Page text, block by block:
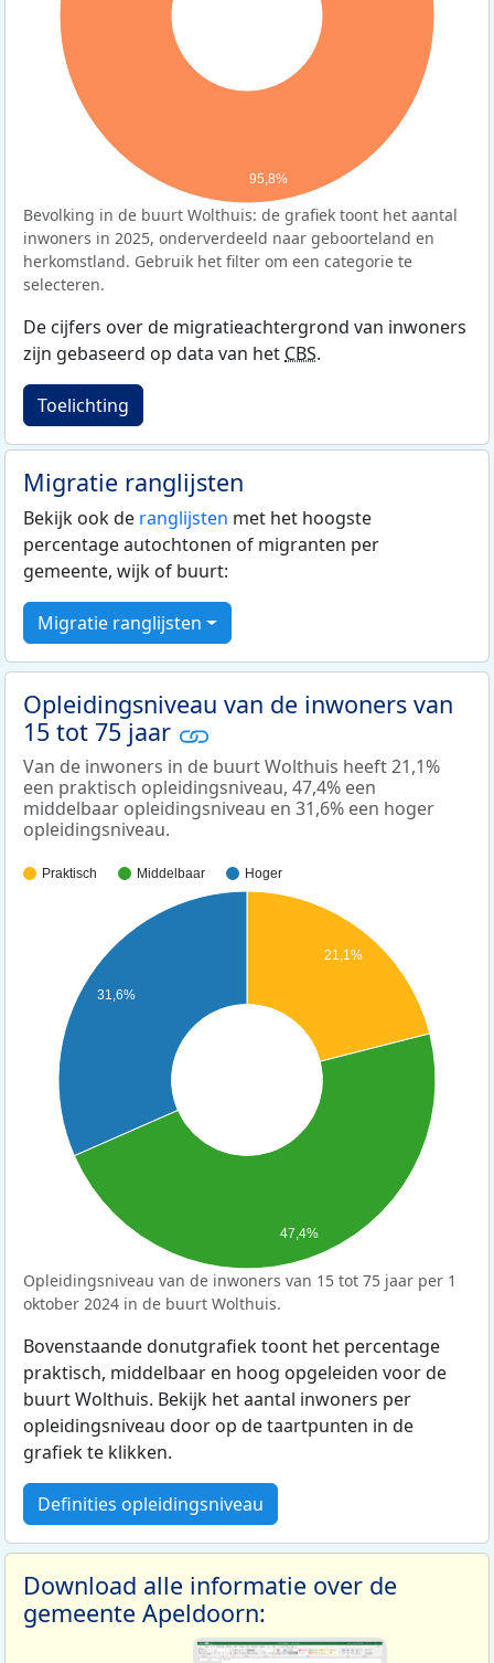
95,8%
Bevolking in de buurt Wolthuis: de grafiek toont het aantal
inwoners in 2025, onderverdeeld naar geboorteland en
herkomstland. Gebruik het filter om een categorie te
selecteren.
De cijfers over de migratieachtergrond van inwoners
zijn gebaseerd op data van het CBS.
Toelichting
Migratie ranglijsten
Bekijk ook de ranglijsten met het hoogste
percentage autochtonen of migranten per
gemeente, wijk of buurt:
Migratie ranglijsten
Opleidingsniveau van de inwoners van
15 tot 75 jaar
Van de inwoners in de buurt Wolthuis heeft 21,1%
een praktisch opleidingsniveau, 47,4% een
middelbaar opleidingsniveau en 31,6% een hoger
opleidingsniveau.
Praktisch Middelbaar Hoger
21,1%
31,6%
47,4%
Opleidingsniveau van de inwoners van 15 tot 75 jaar per 1
oktober 2024 in de buurt Wolthuis.
Bovenstaande donutgrafiek toont het percentage
praktisch, middelbaar en hoog opgeleiden voor de
buurt Wolthuis. Bekijk het aantal inwoners per
opleidingsniveau door op de taartpunten in de
grafiek te klikken.
Definities opleidingsniveau
Download alle informatie over de
gemeente Apeldoorn: